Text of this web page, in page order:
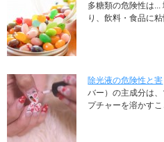
多糖類の危険性は
り、飲料・食品に
除光液の危険性と害
バー）の主成分は
プチャーを溶かす